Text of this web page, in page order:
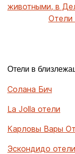
животными, в
Отели
Отели в
Солана Бич
La Jolla отели
Карловы Вары
Эскондидо отели